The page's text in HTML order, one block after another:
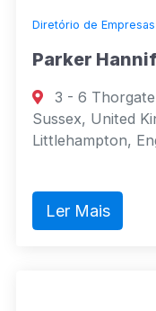
Diretório de Empresas
Parker
3 - 6
Sussex, United
Littlehampton,
Ler Mais